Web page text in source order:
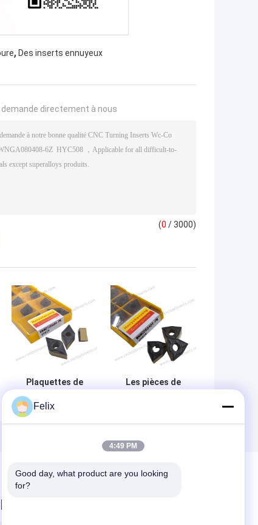
, Des inserts ennuyeux
demande directement à nous
(0 / 3000)
Plaquettes de
tournage CNC
Wc-Co
Revêtement CVD
Les pièces de
rechange.
UN MESSAGE
Felix
4:49 PM
Good day, what product are you looking
for?